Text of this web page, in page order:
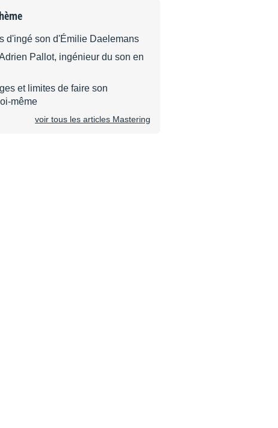
d'ingé son d'Émilie Daelemans
Pallot, ingénieur du son en
et limites de faire son
même
voir tous les articles Mastering